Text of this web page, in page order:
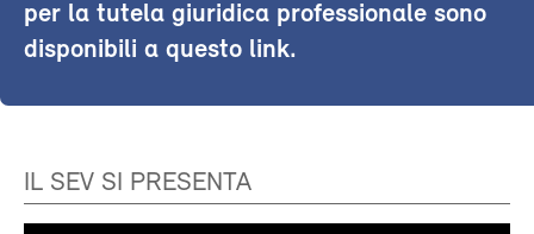
per la tutela giuridica professionale sono
disponibili a questo link.
IL SEV SI PRESENTA